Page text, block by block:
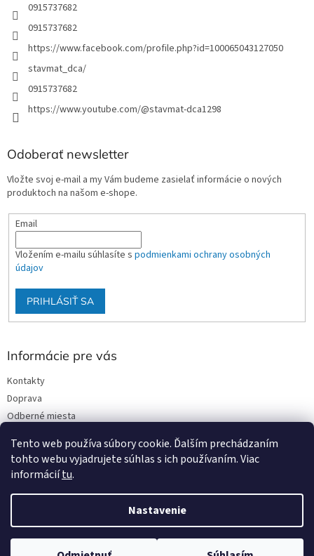
Tento web používa súbory cookie. Ďalším prechádzaním
tohto webu vyjadrujete súhlas s ich používaním. Viac
informáciítu.
Nastavenie
0915737682
0915737682
https://www.facebook.com/profile.php?id=100065043127050
stavmat_dca/
0915737682
https://www.youtube.com/@stavmat-dca1298
Odoberať newsletter
Vložte svoj e-mail a my Vám budeme zasielať informácie o nových
produktoch na našom e-shope.
Email
Vložením e-mailu súhlasíte s podmienkami ochrany osobných
údajov
PRIHLÁSIŤ SA
Informácie pre vás
Kontakty
Doprava
Odberné miesta
Obchodné podmienky
Vytvoril Shoptet